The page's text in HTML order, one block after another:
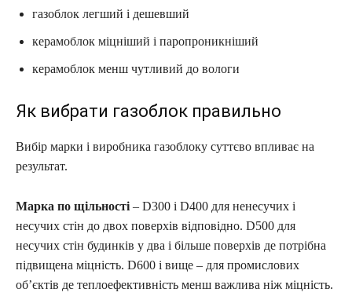
газоблок легший і дешевший
керамоблок міцніший і паропроникніший
керамоблок менш чутливий до вологи
Як вибрати газоблок правильно
Вибір марки і виробника газоблоку суттєво впливає на
результат.
Марка по щільності– D300 і D400 для ненесучих і
несучих стін до двох поверхів відповідно. D500 для
несучих стін будинків у два і більше поверхів де потрібна
підвищена міцність. D600 і вище – для промислових
об’єктів де теплоефективність менш важлива ніж міцність.